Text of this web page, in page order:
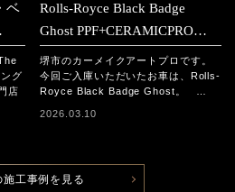
ベ
テ
グ
店
Rolls-Royce Black Badge
Ghost PPF+CERAMICPRO
ION施工事例
堺市のカーメイクアートプロです。
今回ご入庫いただいたお車は、Rolls-
Royce Black Badge Ghost。 …
2026.03.10
施工事例を見る